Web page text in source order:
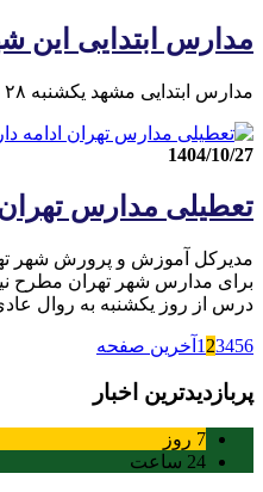
مدارس ابتدایی این
مدارس ابتدایی مشهد یکشنبه ۲۸ دی ماه غیرحضوری شد.
1404/10/27
تعطیلی مدارس تهران
مدیرکل آموزش و پرورش شهر
برای مدارس شهر تهران مطرح
درس از روز یکشنبه به روال
1 23456 آخرین صفحه
پربازدیدترین اخبار
7 روز
24 ساعت